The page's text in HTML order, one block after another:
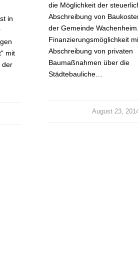
in
mit
der
die Möglichkeit der
Abschreibung von
der Gemeinde Wachenheim.
Finanzierungsmöglichkeit
Abschreibung von privaten
Baumaßnahmen über die
Städtebauliche…
August 23,